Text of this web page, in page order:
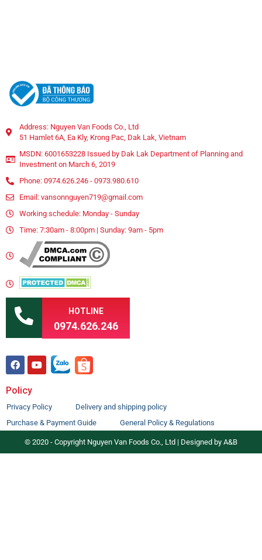
Address: Nguyen Van Foods Co., Ltd
51 Hamlet 6A, Ea Kly, Krong Pac, Dak Lak, Vietnam
MSDN: 6001653228 Issued by Dak Lak Department of Planning and
Investment on March 6, 2019
Phone: 0974.626.246 - 0973.980.610
Email: vansonnguyen719@gmail.com
Working schedule: Monday - Sunday
Time: 7:30am - 8:00pm | Sunday: 9am - 5pm
HOTLINE
0974.626.246
Policy
Privacy Policy
Delivery and shipping policy
Purchase & Payment Guide
General Policy & Regulations
© 2020 - Copyright Nguyen Van Foods Co., Ltd | Designed by A&B